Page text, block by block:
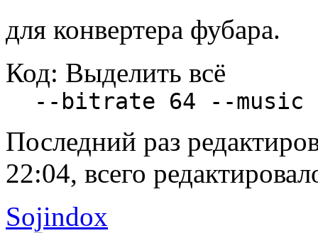
для конвертера фубара.
Код: Выделить всё
--bitrate 64 --music
Последний раз
22:04, всего
Sojindox